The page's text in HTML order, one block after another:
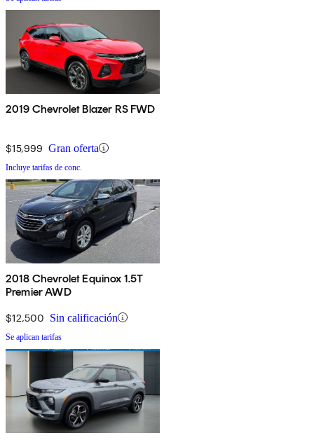
2019 Chevrolet Blazer RS FWD
$15,999 Gran oferta
Incluye tarifas de conc.
2018 Chevrolet Equinox 1.5T
Premier AWD
$12,500 Sin calificación
Se aplican tarifas